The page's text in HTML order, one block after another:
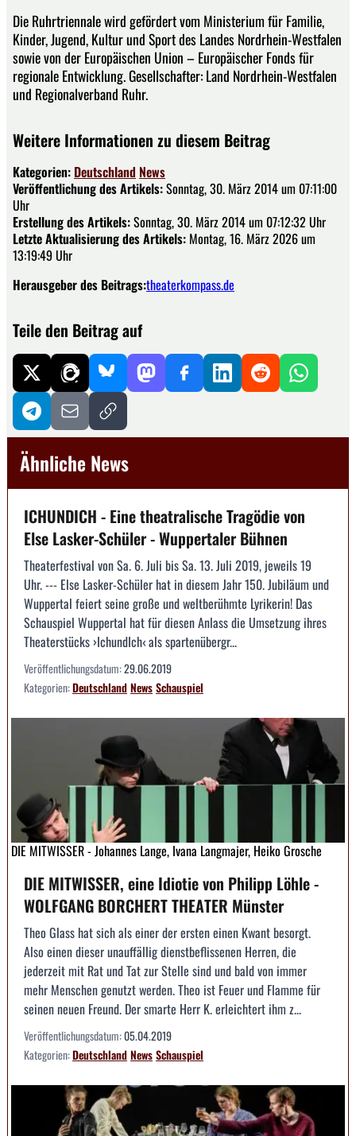
Die Ruhrtriennale wird gefördert vom Ministerium für Familie,
Kinder, Jugend, Kultur und Sport des Landes Nordrhein-Westfalen
sowie von der Europäischen Union – Europäischer Fonds für
regionale Entwicklung. Gesellschafter: Land Nordrhein-Westfalen
und Regionalverband Ruhr.
Weitere Informationen zu diesem Beitrag
Kategorien: Deutschland News
Veröffentlichung des Artikels:Sonntag, 30. März 2014 um 07:11:00
Uhr
Erstellung des Artikels:Sonntag, 30. März 2014 um 07:12:32 Uhr
Letzte Aktualisierung des Artikels: Montag, 16. März 2026 um
13:19:49 Uhr
Herausgeber des Beitrags:theaterkompass.de
Teile den Beitrag auf
Ähnliche News
ICHUNDICH - Eine theatralische Tragödie von
Else Lasker-Schüler - Wuppertaler Bühnen
Theaterfestival von Sa. 6. Juli bis Sa. 13. Juli 2019, jeweils 19
Uhr. --- Else Lasker-Schüler hat in diesem Jahr 150. Jubiläum und
Wuppertal feiert seine große und weltberühmte Lyrikerin! Das
Schauspiel Wuppertal hat für diesen Anlass die Umsetzung ihres
Theaterstücks ›IchundIch‹ als spartenübergr...
Veröffentlichungsdatum:29.06.2019
Kategorien:DeutschlandNewsSchauspiel
DIE MITWISSER - Johannes Lange, Ivana Langmajer, Heiko Grosche
DIE MITWISSER, eine Idiotie von Philipp Löhle -
WOLFGANG BORCHERT THEATER Münster
Theo Glass hat sich als einer der ersten einen Kwant besorgt.
Also einen dieser unauffällig dienstbeflissenen Herren, die
jederzeit mit Rat und Tat zur Stelle sind und bald von immer
mehr Menschen genutzt werden. Theo ist Feuer und Flamme für
seinen neuen Freund. Der smarte Herr K. erleichtert ihm z...
Veröffentlichungsdatum:05.04.2019
Kategorien:DeutschlandNewsSchauspiel